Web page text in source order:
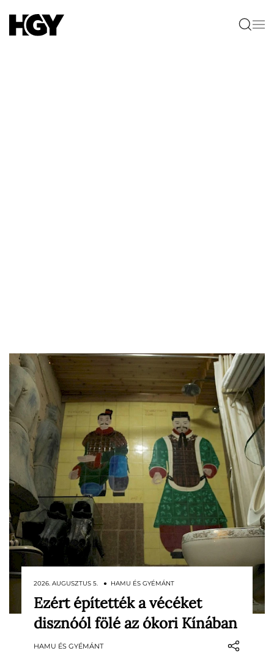
Az egyes korok és kultúrák vécéinek
története valójában sokat elárul egy
társadalom higiéniai szokásairól, technikai
tudásáról és társadalmi különbségeiről. Az
2026. AUGUSZTUS 5. ● HAMU ÉS GYÉMÁNT
Ezért építették a vécéket
disznóól fölé az ókori Kínában
HAMU ÉS GYÉMÁNT